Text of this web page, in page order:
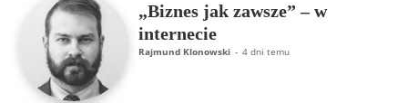
„Biznes jak zawsze” – w
internecie
Rajmund Klonowski - 4 dni temu